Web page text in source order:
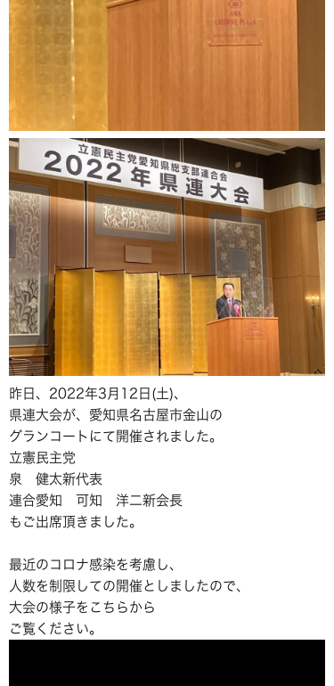
昨日、2022年3月12日(土)、
県連大会が、愛知県名古屋市金山の
グランコートにて開催されました。
立憲民主党
泉 健太新代表
連合愛知 可知 洋二新会長
もご出席頂きました。
最近のコロナ感染を考慮し、
人数を制限しての開催としましたので、
大会の様子をこちらから
ご覧ください。